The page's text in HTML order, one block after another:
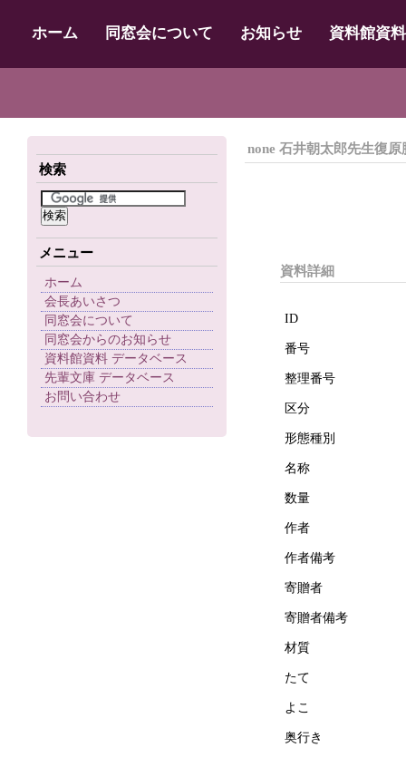
ホーム 同窓会について お知らせ 資料館資
検索
メニュー
ホーム
会長あいさつ
同窓会について
同窓会からのお知らせ
資料館資料 データベース
先輩文庫 データベース
お問い合わせ
none 石井朝太郎先生復
資料詳細
ID
番号
整理番号
区分
形態種別
名称
数量
作者
作者備考
寄贈者
寄贈者備考
材質
たて
よこ
奥行き